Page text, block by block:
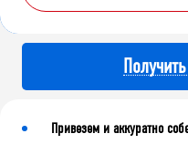
Привезем и аккуратно